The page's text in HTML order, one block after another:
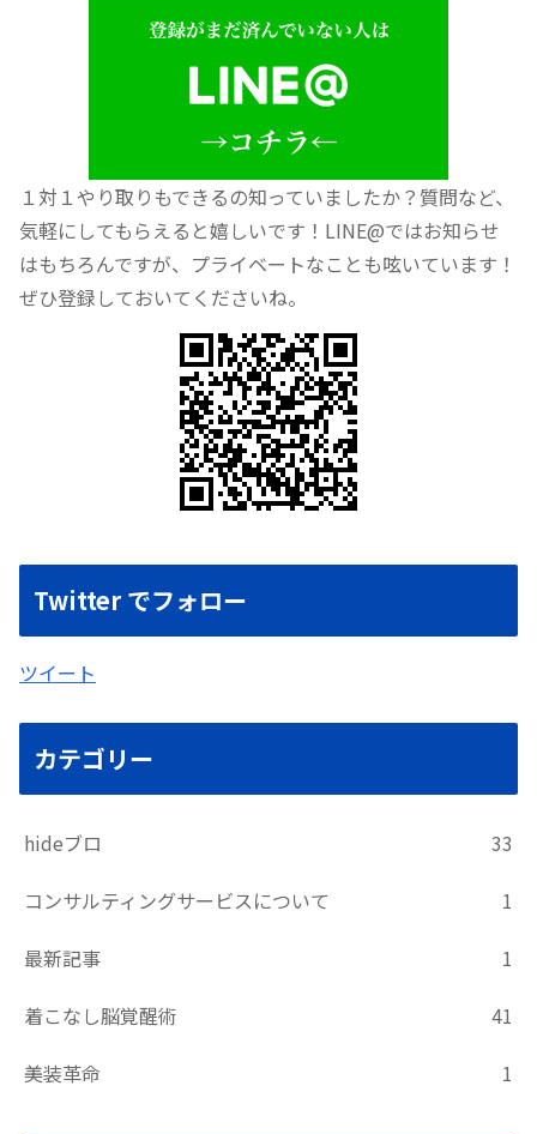
１対１やり取りもできるの知っていましたか？質問など、
気軽にしてもらえると嬉しいです！LINE@ではお知らせ
はもちろんですが、プライベートなことも呟いています！
ぜひ登録しておいてくださいね。
Twitter でフォロー
ツイート
カテゴリー
hideブロ
33
コンサルティングサービスについて
1
最新記事
1
着こなし脳覚醒術
41
美装革命
1